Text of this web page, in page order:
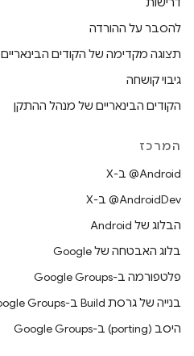
להסבר על ההורדה
תצוגה מקדימה של הקודים הבינאריים
גיבוי קושחה
הקודים הבינאריים של מנהל ההתקן
המרכז
‫‎@Android ב-X
‫‎@AndroidDev ב-X
הבלוג של Android
בלוג האבטחה של Google
פלטפורמה ב-Google Groups
בנייה של גרסת Build ב-Google Groups
היסב (porting) ב-Google Groups